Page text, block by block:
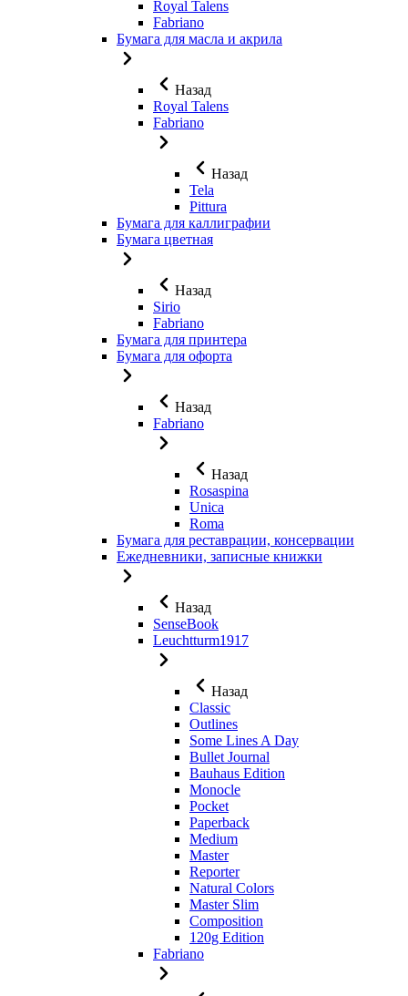
Royal Talens
Fabriano
Бумага для масла и акрила
Назад
Royal Talens
Fabriano
Назад
Tela
Pittura
Бумага для каллиграфии
Бумага цветная
Назад
Sirio
Fabriano
Бумага для принтера
Бумага для офорта
Назад
Fabriano
Назад
Rosaspina
Unica
Roma
Бумага для реставрации, консервации
Ежедневники, записные книжки
Назад
SenseBook
Leuchtturm1917
Назад
Classic
Outlines
Some Lines A Day
Bullet Journal
Bauhaus Edition
Monocle
Pocket
Paperback
Medium
Master
Reporter
Natural Colors
Master Slim
Composition
120g Edition
Fabriano